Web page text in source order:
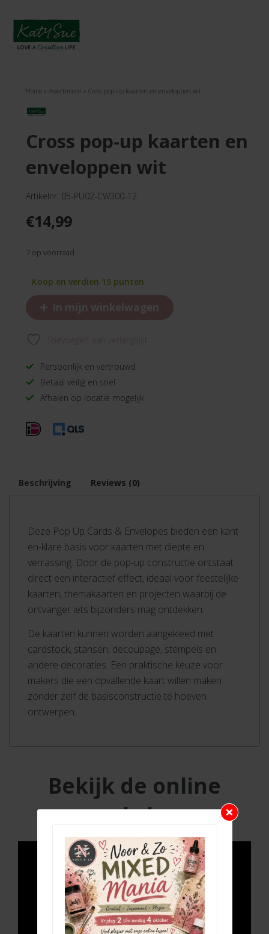
Home » Assortiment » Cross pop-up kaarten en enveloppen wit
cross pop-up kaarten en
enveloppen wit
Artikelnr. 05-PU02-CW300-12
€14,99
7 op voorraad
Koop en verdien 15 punten
+ In mijn winkelwagen
Persoonlijk en vertrouwd
Betaal veilig en snel
Afhalen op locatie mogelijk
Beschrijving Reviews (0)
Deze Pop Up Cards & Envelopes bieden een kant-
en-klare basis voor kaarten met diepte en
verrassing. Door de pop-up constructie ontstaat
direct een interactief effect, ideaal voor feestelijke
kaarten, themakaarten en projecten waarbij de
ontvanger iets bijzonders mag ontdekken.
De kaarten kunnen worden aangekleed met
cardstock, stansen, decoupage, stempels en
andere decoraties. Een praktische keuze voor
makers die een opvallende kaart willen maken
zonder zelf de basisconstructie te hoeven
ontwerpen.
Bekijk de online
workshop